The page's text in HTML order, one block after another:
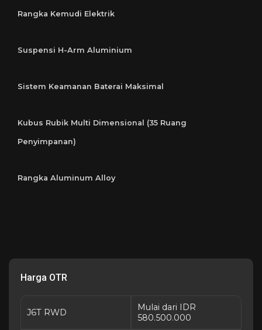
Rangka Kemudi Elektrik
Suspensi H-Arm Aluminium
Sistem Keamanan Baterai Maksimal
Kubus Rubik Multi Dimensional (35 Ruang
Penyimpanan)
Rangka Aluminum Alloy
Harga OTR
J6T RWD
Mulai dari IDR
580.500.000